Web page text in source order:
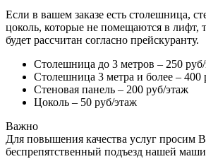
Если в вашем заказе есть столешница,
цоколь, которые не помещаются в лифт,
будет рассчитан согласно прейскуранту.
Столешница до 3 метров – 250
Столешница 3 метра и более – 400
Стеновая панель – 200 руб/этаж
Цоколь – 50 руб/этаж
Важно
Для повышения качества услуг просим
беспрепятственный подъезд нашей